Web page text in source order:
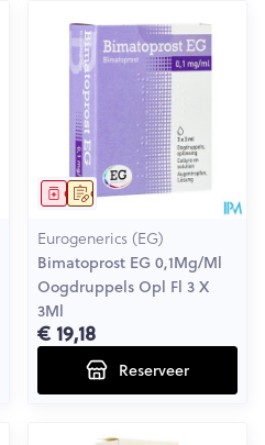
Op voorschrift
Geneesmiddel
Eurogenerics (EG)
Bimatoprost EG 0,1Mg/Ml
Oogdruppels Opl Fl 3 X
3Ml
€ 19,18
Reserveer